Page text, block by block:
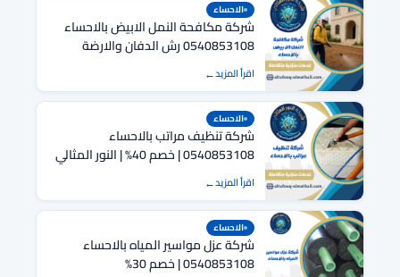
الاحساء
شركة مكافحة النمل الابيض بالاحساء
0540853108 رش الدفان والارضة
بالاحساء
اقرأ المزيد
الاحساء
شركة تنظيف مراتب بالاحساء
0540853108 | خصم 40% | النور المثالي
اقرأ المزيد
الاحساء
شركة عزل مواسير المياه بالاحساء
0540853108 | خصم 30%